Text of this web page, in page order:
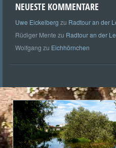
NEUESTE KOMMENTARE
Uwe Eickelberg zu Radtour an der
Rüdiger Mente zu Radtour an der
Wolfgang zu Eichhörnchen